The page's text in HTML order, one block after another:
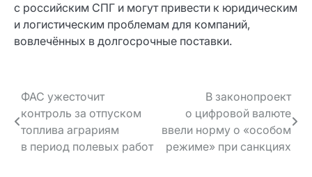
с российским СПГ и могут привести к юридическим
и логистическим проблемам для компаний,
вовлечённых в долгосрочные поставки.
Навигация
по записям
ФАС ужесточит
контроль за отпуском
топлива аграриям
в период полевых работ
В законопроект
о цифровой валюте
ввели норму о «особом
режиме» при санкциях